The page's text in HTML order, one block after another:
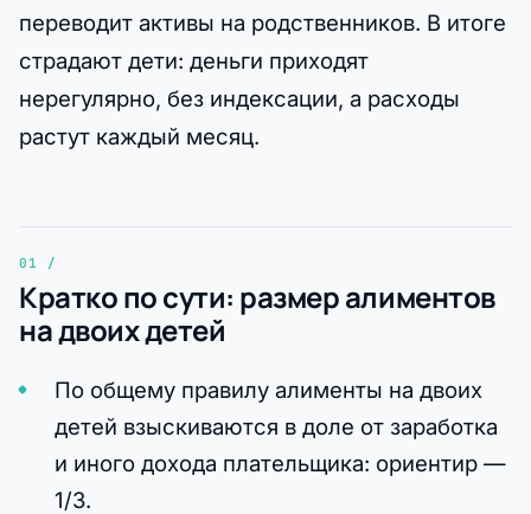
переводит активы на родственников. В итоге
страдают дети: деньги приходят
нерегулярно, без индексации, а расходы
растут каждый месяц.
Кратко по сути: размер алиментов
на двоих детей
По общему правилу алименты на двоих
детей взыскиваются в доле от заработка
и иного дохода плательщика: ориентир —
1/3.